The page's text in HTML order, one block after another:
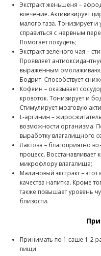
Экстракт женьшеня –
влечение. Активизирует
малого таза. Тонизирует
справиться с нервным
Помогает похудеть;
Экстракт зеленого чая –
Проявляет
выраженным
Бодрит. Способствует
Кофеин – оказывает
кровоток. Тонизирует и
Стимулирует мозговую
L-аргинин –
возможности организма.
выработку влагалищного
Лактоза – благоприятно
процесс.
микрофлору влагалища;
Малиновый экстракт – этот
качества напитка. Кроме
также повышает уровень
близости.
Принимать по 1 саше 1-2
пищи.